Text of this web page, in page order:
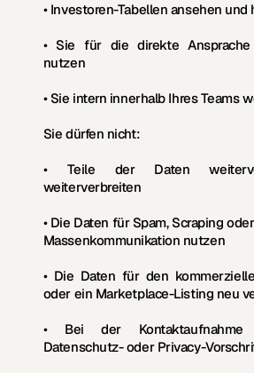
• Investoren-Tabellen ansehen
• Sie für die direkte
nutzen
• Sie intern innerhalb Ihres Teams
Sie dürfen nicht:
• Teile der Daten
weiterverbreiten
• Die Daten für Spam, Scraping
Massenkommunikation nutzen
• Die Daten für den
oder ein Marketplace-Listing neu
• Bei der Kontaktaufnahme
Datenschutz- oder Privacy-